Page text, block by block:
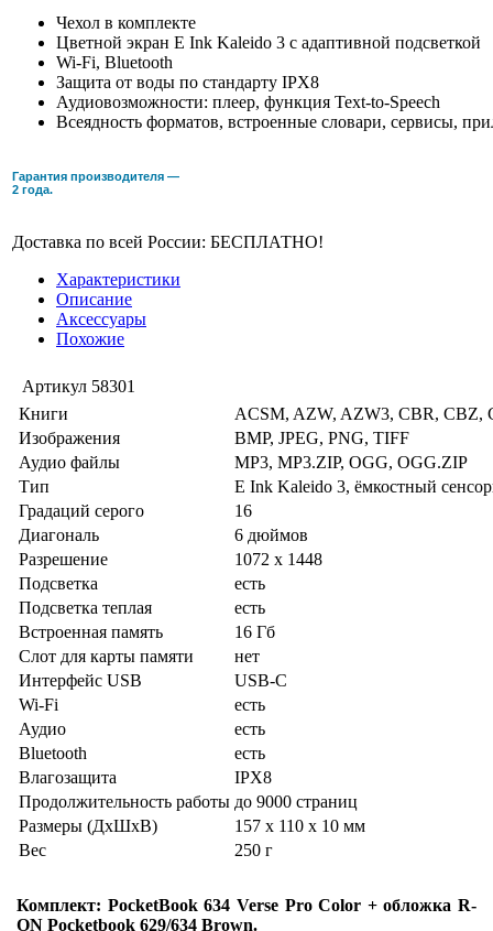
Чехол в комплекте
Цветной экран E Ink Kaleido 3 с адаптивной подсветкой
Wi-Fi, Bluetooth
Защита от воды по стандарту IPX8
Аудиовозможности: плеер, функция Text-to-Speech
Всеядность форматов, встроенные словари, сервисы,
Гарантия производителя —
2 года.
Доставка по всей России: БЕСПЛАТНО!
Характеристики
Описание
Аксессуары
Похожие
Артикул 58301
Книги
ACSM, AZW, AZW3, CBR, CBZ,
Изображения
BMP, JPEG, PNG, TIFF
Аудио файлы
MP3, MP3.ZIP, OGG, OGG.ZIP
Тип
E Ink Kaleido 3, ёмкостный
Градаций серого
16
Диагональ
6 дюймов
Разрешение
1072 x 1448
Подсветка
есть
Подсветка теплая
есть
Встроенная память
16 Гб
Слот для карты памяти
нет
Интерфейс USB
USB-C
Wi-Fi
есть
Аудио
есть
Bluetooth
есть
Влагозащита
IPX8
Продолжительность работы до 9000 страниц
Размеры (ДхШхВ)
157 x 110 x 10 мм
Вес
250 г
Комплект: PocketBook 634 Verse Pro Color + обложка R-
ON Pocketbook 629/634 Brown.